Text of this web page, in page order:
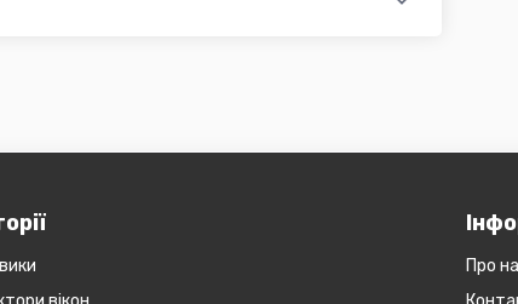
Про